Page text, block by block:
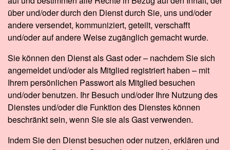
über und/oder durch den Dienst durch Sie, uns und/oder
andere versendet, kommuniziert, geteilt, verschafft
und/oder auf andere Weise zugänglich gemacht wurde.
Sie können den Dienst als Gast oder – nachdem Sie sich
angemeldet und/oder als Mitglied registriert haben – mit
Ihrem persönlichen Passwort als Mitglied besuchen
und/oder benutzen. Ihr Besuch und/oder Ihre Nutzung des
Dienstes und/oder die Funktion des Dienstes können
beschränkt sein, wenn Sie sie als Gast verwenden.
Indem Sie den Dienst besuchen oder nutzen, erklären und